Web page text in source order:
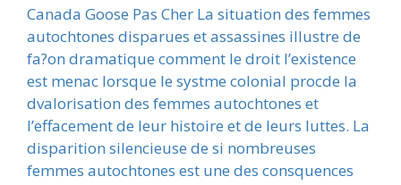
Canada Goose Pas Cher La situation des femmes
autochtones disparues et assassines illustre de
fa?on dramatique comment le droit l’existence
est menac lorsque le systme colonial procde la
dvalorisation des femmes autochtones et
l’effacement de leur histoire et de leurs luttes. La
disparition silencieuse de si nombreuses
femmes autochtones est une des consquences